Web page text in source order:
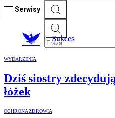
Serwisy
Sukces
WYDARZENIA
Dziś siostry
łóżek
OCHRONA ZDROWIA